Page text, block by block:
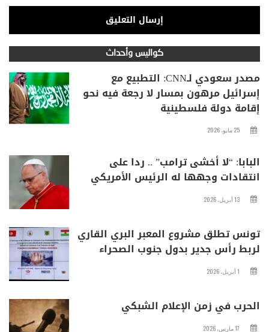
كواليس وأحداث
مصدر سعودي لـCNN: التطبيع مع
إسرائيل مرهون بمسار لا رجعة فيه نحو
إقامة دولة فلسطينية
25 مايو، 2026
البابا: “لا أخشى ترامب” .. ردا على
انتقادات وجهها له الرئيس الأمريكي
13 أبريل، 2026
تونس تطلق مشروع المعبر البري القاري
لربط رأس جدير بدول جنوب الصحراء
1 أبريل، 2026
الحرب في زمن الإعلام الشبكي
17 مارس، 2026